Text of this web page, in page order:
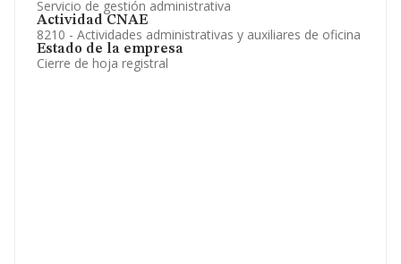
Servicio de gestión administrativa
Actividad CNAE
8210 - Actividades administrativas y auxiliares de oficina
Estado de la empresa
Cierre de hoja registral